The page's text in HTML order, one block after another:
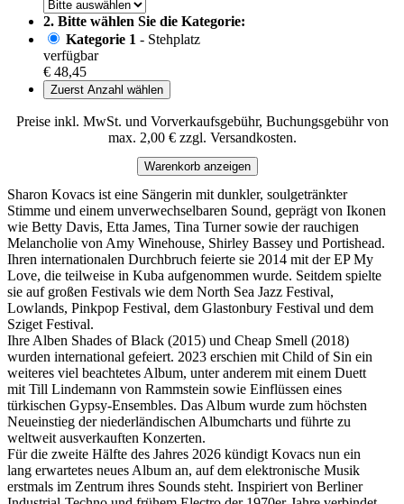
2. Bitte wählen Sie die Kategorie:
Kategorie 1 - Stehplatz
verfügbar
€ 48,45
Zuerst Anzahl wählen
Preise inkl. MwSt. und Vorverkaufsgebühr, Buchungsgebühr von
max. 2,00 € zzgl. Versandkosten.
Warenkorb anzeigen
Sharon Kovacs ist eine Sängerin mit dunkler, soulgetränkter
Stimme und einem unverwechselbaren Sound, geprägt von Ikonen
wie Betty Davis, Etta James, Tina Turner sowie der rauchigen
Melancholie von Amy Winehouse, Shirley Bassey und Portishead.
Ihren internationalen Durchbruch feierte sie 2014 mit der EP My
Love, die teilweise in Kuba aufgenommen wurde. Seitdem spielte
sie auf großen Festivals wie dem North Sea Jazz Festival,
Lowlands, Pinkpop Festival, dem Glastonbury Festival und dem
Sziget Festival.
Ihre Alben Shades of Black (2015) und Cheap Smell (2018)
wurden international gefeiert. 2023 erschien mit Child of Sin ein
weiteres viel beachtetes Album, unter anderem mit einem Duett
mit Till Lindemann von Rammstein sowie Einflüssen eines
türkischen Gypsy-Ensembles. Das Album wurde zum höchsten
Neueinstieg der niederländischen Albumcharts und führte zu
weltweit ausverkauften Konzerten.
Für die zweite Hälfte des Jahres 2026 kündigt Kovacs nun ein
lang erwartetes neues Album an, auf dem elektronische Musik
erstmals im Zentrum ihres Sounds steht. Inspiriert von Berliner